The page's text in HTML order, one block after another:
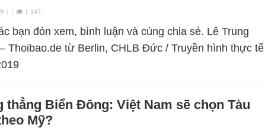
| | 1.147
bạn đón xem, bình luận và cùng chia sẻ. Lê Trung
Thoibao.de từ Berlin, CHLB Đức / Truyền hình thực tế
thẳng Biển Đông: Việt Nam sẽ chọn Tàu
Mỹ?